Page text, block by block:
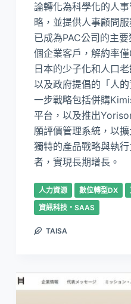
論轉化為科學化的人
略，並提供人事顧問
已成為PAC公司的主
個企業客戶，解約率
日本的少子化和人口
以及政府提倡的「人
一步戰略包括併購
平台，以及推出
願評價管理系統，以
獨特的產品戰略與執
者，實現長期增長。
人力資源 數位轉型DX
資訊科技・SAAS
TAISA